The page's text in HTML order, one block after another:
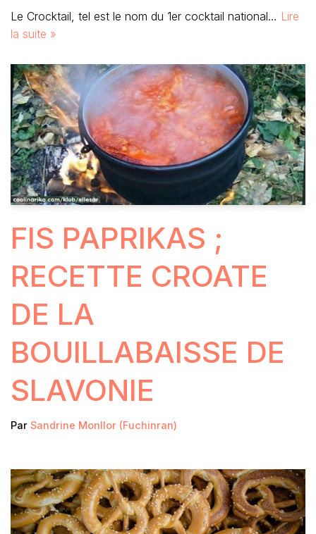
Le Crocktail, tel est le nom du 1er cocktail national… Lire
la suite »
FIS PAPRIKAS ;
RECETTE CROATE
DE LA
BOUILLABAISSE DE
SLAVONIE
Par Sandrine Monllor (Fuchinran)